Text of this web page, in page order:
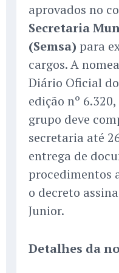
aprovados no
Secretaria
(Semsa) para
cargos. A
Diário Oficial
edição nº
grupo deve
secretaria até
entrega de
procedimentos
o decreto
Junior.
Detalhes da